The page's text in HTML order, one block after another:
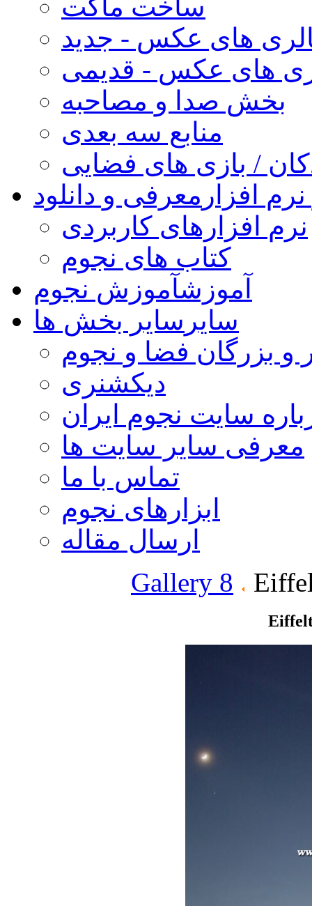
ساخت ماکت
های عکس - جدید
های عکس - قدیمی
بخش صدا و مصاحبه
منابع سه بعدی
/ بازی های فضایی
افزار معرفی و دانلود
نرم افزارهای کاربردی
کتاب های نجوم
آموزشآموزش نجوم
سایر سایر بخش ها
و بزرگان فضا و نجوم
دیکشنری
سایت نجوم ایران
معرفی سایر سایت ها
تماس با ما
ابزارهای نجوم
ارسال مقاله
Gallery 8